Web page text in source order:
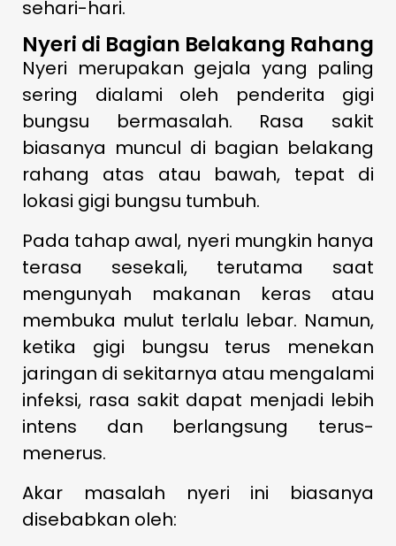
sehari-hari.
Nyeri di Bagian Belakang Rahang
Nyeri merupakan gejala yang paling
sering dialami oleh penderita gigi
bungsu bermasalah. Rasa sakit
biasanya muncul di bagian belakang
rahang atas atau bawah, tepat di
lokasi gigi bungsu tumbuh.
Pada tahap awal, nyeri mungkin hanya
terasa sesekali, terutama saat
mengunyah makanan keras atau
membuka mulut terlalu lebar. Namun,
ketika gigi bungsu terus menekan
jaringan di sekitarnya atau mengalami
infeksi, rasa sakit dapat menjadi lebih
intens dan berlangsung terus-
menerus.
Akar masalah nyeri ini biasanya
disebabkan oleh: